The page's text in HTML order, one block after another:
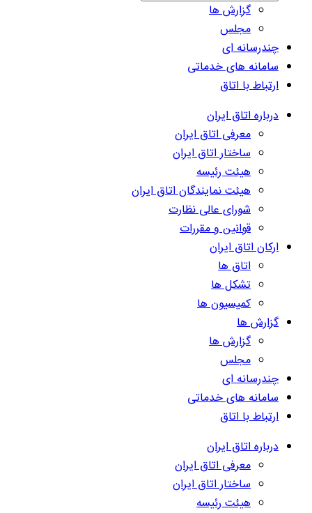
گزارش ها
مجلس
چندرسانه ای
سامانه های خدماتی
ارتباط با اتاق
درباره اتاق ایران
معرفی اتاق ایران
ساختار اتاق ایران
هیئت رئیسه
هیئت نمایندگان اتاق ایران
شورای عالی نظارت
قوانین و مقررات
ارکان اتاق ایران
اتاق ها
تشکل ها
کمیسیون ها
گزارش ها
گزارش ها
مجلس
چندرسانه ای
سامانه های خدماتی
ارتباط با اتاق
درباره اتاق ایران
معرفی اتاق ایران
ساختار اتاق ایران
هیئت رئیسه